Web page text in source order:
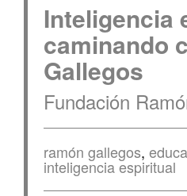
Inteligencia
caminando
Gallegos
Fundación
ramón gallegos,
inteligencia espiritual